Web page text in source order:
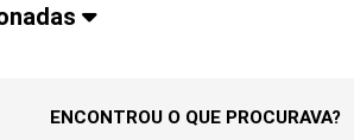
ENCONTROU O QUE PROCURAVA?